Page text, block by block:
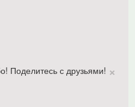
×
Поделитесь с друзьями!